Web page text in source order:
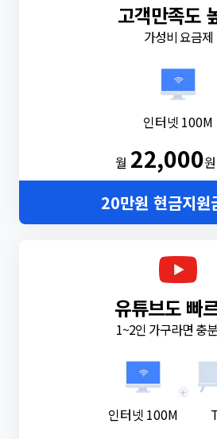
고객만족도
가성비 요금제
인터넷 100M
월 22,000원
20만원 현금지원
유튜브도 빠
1~2인 가구라면 충
인터넷 100M
+